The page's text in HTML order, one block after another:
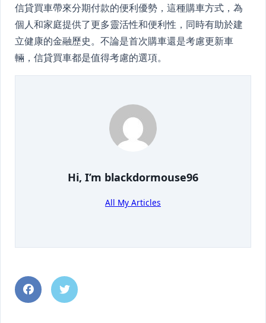
信貸買車帶來分期付款的便利優勢，這種購車方式，為
個人和家庭提供了更多靈活性和便利性，同時有助於建
立健康的金融歷史。不論是首次購車還是考慮更新車
輛，信貸買車都是值得考慮的選項。
Hi, I’m blackdormouse96
All My Articles